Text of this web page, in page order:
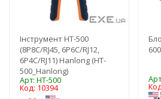
Інструмент HT-500
(8P8C/RJ45, 6P6C/RJ12,
6P4C/RJ11) Hanlong (HT-
500_Hanlong)
Арт: HT-500
Код: 10394